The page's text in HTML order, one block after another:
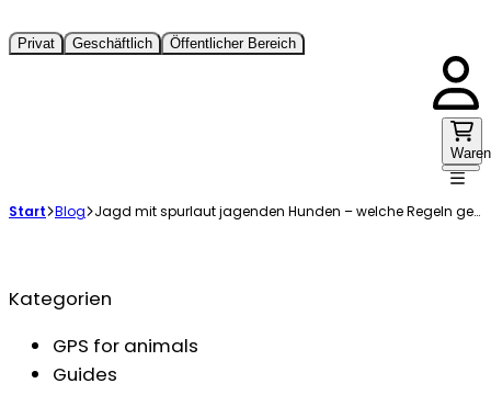
Privat Geschäftlich Öffentlicher Bereich
Start Blog Jagd mit spurlaut jagenden Hunden – welche Regeln gelten?
Kategorien
GPS for animals
Guides